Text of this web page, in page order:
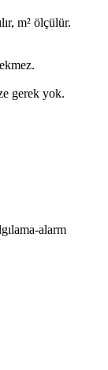
m² ölçülür.
gerek yok.
alarm